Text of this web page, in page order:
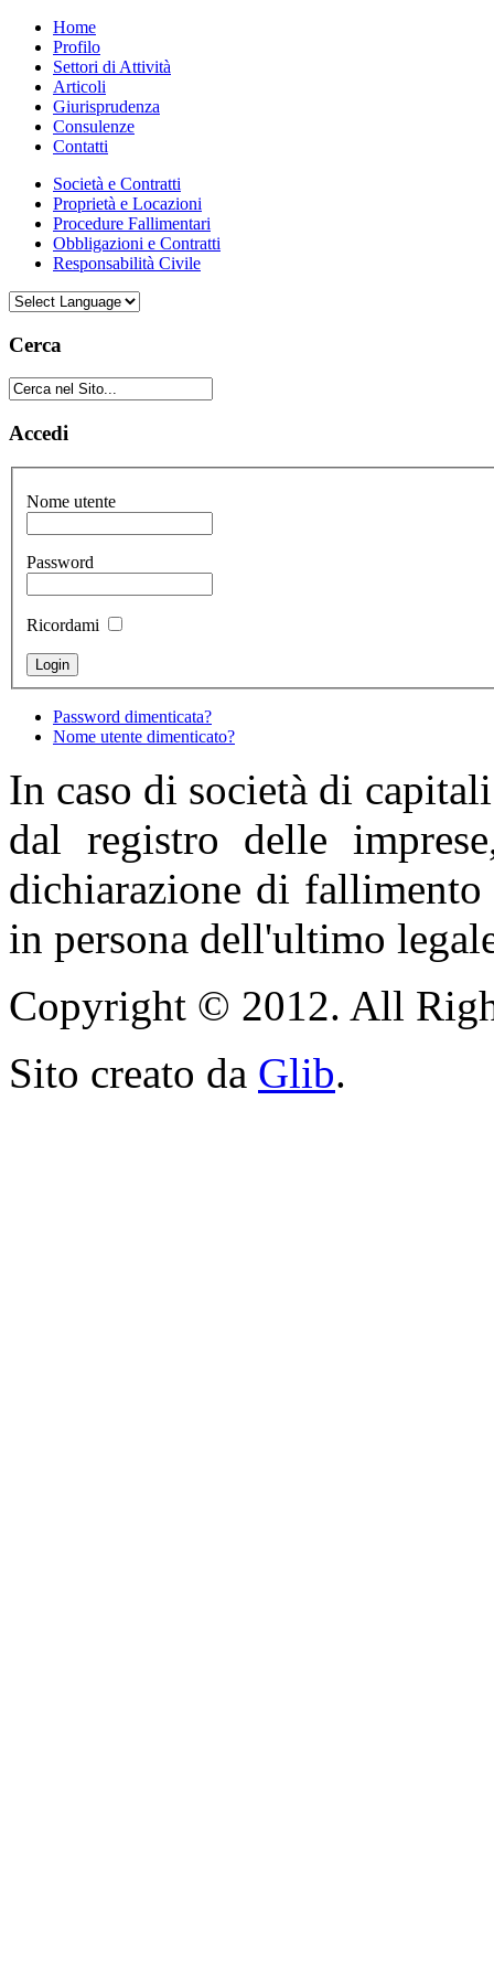
Home
Profilo
Settori di Attività
Articoli
Giurisprudenza
Consulenze
Contatti
Società e Contratti
Proprietà e Locazioni
Procedure Fallimentari
Obbligazioni e Contratti
Responsabilità Civile
Cerca
Accedi
Nome utente
Password
Ricordami
Password dimenticata?
Nome utente dimenticato?
In caso di società di
dal registro delle
dichiarazione di fallimento
in persona dell'ultimo
Copyright © 2012. All
Sito creato da Glib.